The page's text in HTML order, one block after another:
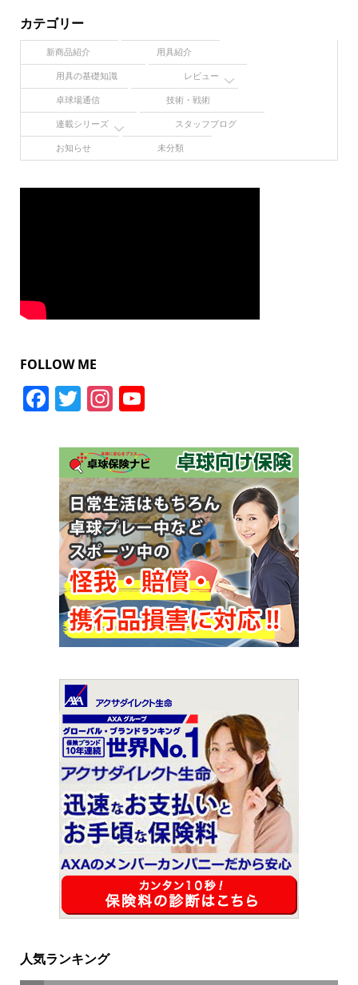
カテゴリー
新商品紹介 用具紹介
用具の基礎知識 レビュー
卓球場通信 技術・戦術
連載シリーズ スタッフブログ
お知らせ 未分類
FOLLOW ME
Facebook
TwitterInstagram
人気ランキング